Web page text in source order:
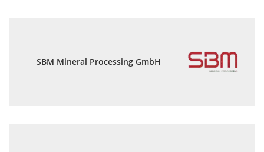
SBM Mineral Processing GmbH